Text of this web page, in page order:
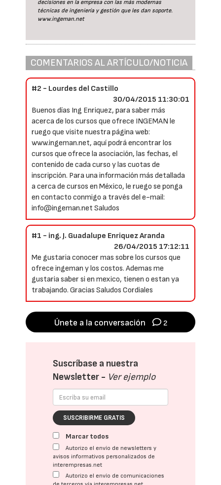
decisiones en la empresa con las más modernas
técnicas de ingeniería y gestión que les dan soporte.
www.ingeman.net
COMENTARIOS AL ARTÍCULO/NOTICIA
#2 - Lourdes del Castillo
30/04/2015 11:30:01
Buenos días Ing Enriquez, para saber más
acerca de los cursos que ofrece INGEMAN le
ruego que visite nuestra página web:
www.ingeman.net, aquí podrá encontrar los
cursos que ofrece la asociación, las fechas, el
contenido de cada curso y las cuotas de
inscripción. Para una información más detallada
a cerca de cursos en México, le ruego se ponga
en contacto conmigo a través del e-mail:
info@ingeman.net Saludos
#1 - ing. J. Guadalupe Enriquez Aranda
26/04/2015 17:12:11
Me gustaria conocer mas sobre los cursos que
ofrece ingeman y los costos. Ademas me
gustaria saber si en mexico, tienen o estan ya
trabajando. Gracias Saludos Cordiales
Únete a la conversación 2
Suscríbase a nuestra
Newsletter - Ver ejemplo
SUSCRIBIRME GRATIS
Marcar todos
Autorizo el envío de newsletters y
avisos informativos personalizados de
interempresas.net
Autorizo el envío de comunicaciones